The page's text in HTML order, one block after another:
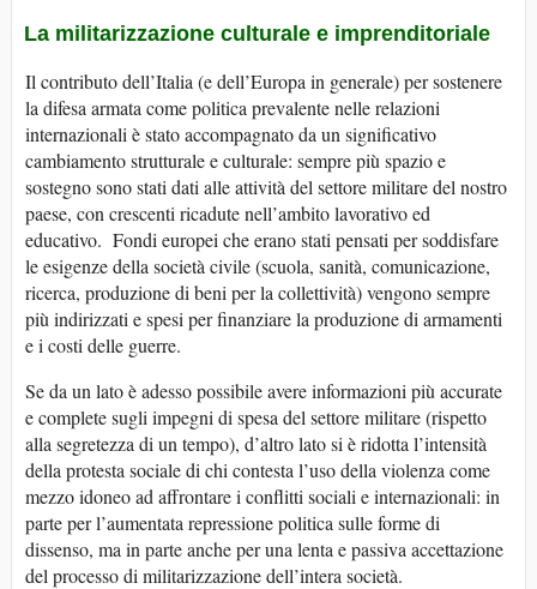
La militarizzazione culturale e imprenditoriale
Il contributo dell’Italia (e dell’Europa in generale) per sostenere
la difesa armata come politica prevalente nelle relazioni
internazionali è stato accompagnato da un significativo
cambiamento strutturale e culturale: sempre più spazio e
sostegno sono stati dati alle attività del settore militare del nostro
paese, con crescenti ricadute nell’ambito lavorativo ed
educativo. Fondi europei che erano stati pensati per soddisfare
le esigenze della società civile (scuola, sanità, comunicazione,
ricerca, produzione di beni per la collettività) vengono sempre
più indirizzati e spesi per finanziare la produzione di armamenti
e i costi delle guerre.
Se da un lato è adesso possibile avere informazioni più accurate
e complete sugli impegni di spesa del settore militare (rispetto
alla segretezza di un tempo), d’altro lato si è ridotta l’intensità
della protesta sociale di chi contesta l’uso della violenza come
mezzo idoneo ad affrontare i conflitti sociali e internazionali: in
parte per l’aumentata repressione politica sulle forme di
dissenso, ma in parte anche per una lenta e passiva accettazione
del processo di militarizzazione dell’intera società.